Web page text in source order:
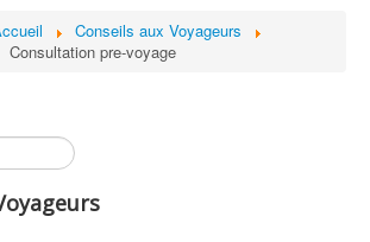
Conseils aux Voyageurs
Consultation pre-voyage